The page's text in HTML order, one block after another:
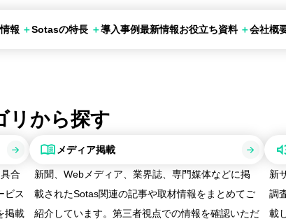
報 Sotasの特長 導入事例最新情報お役立ち資料 会社概
リから探す
合
ビス
掲載
メディア掲載
新聞、Webメディア、業界誌、専門媒体などに掲
載されたSotas関連の記事や取材情報をまとめてご
紹介しています。第三者視点での情報を確認いただ
新
調
載